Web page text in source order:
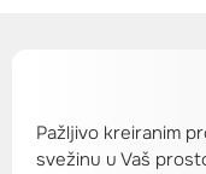
Pažljivo kreiranim
svežinu u Vaš